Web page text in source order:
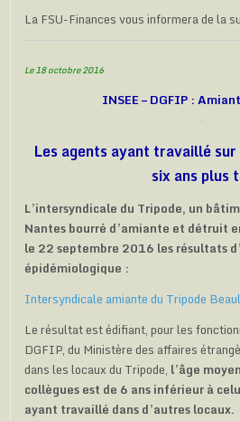
La FSU-Finances vous informera de la
Le 18 octobre 2016
INSEE – DGFIP :
Les agents ayant travaillé
six ans plus
L’intersyndicale du Tripode, un
Nantes bourré d’amiante et détruit
le 22 septembre 2016 les résultats
épidémiologique :
Intersyndicale amiante du Tripode
Le résultat est édifiant, pour les
DGFIP, du Ministère des affaires
dans les locaux du Tripode, l’âge
collègues est de 6 ans inférieur à
ayant travaillé dans d’autres locaux.